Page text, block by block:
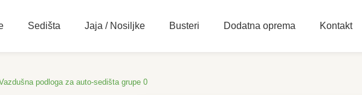
Sedišta Jaja / Nosiljke Busteri Dodatna oprema Kontakt
podloga za auto-sedišta grupe 0